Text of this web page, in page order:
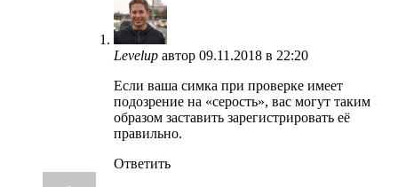
Levelup автор 09.11.2018 в 22:20
Если ваша симка при проверке имеет
подозрение на «серость», вас могут таким
образом заставить зарегистрировать её
правильно.
Ответить